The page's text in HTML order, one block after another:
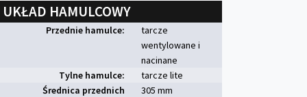
UKŁAD HAMULCOWY
Przednie hamulce:
tarcze
wentylowane i
nacinane
Tylne hamulce:
tarcze lite
Średnica przednich
305 mm